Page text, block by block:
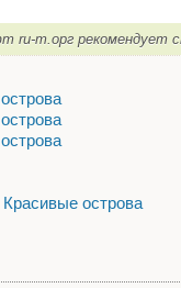
ru-m.орг рекомендует
острова